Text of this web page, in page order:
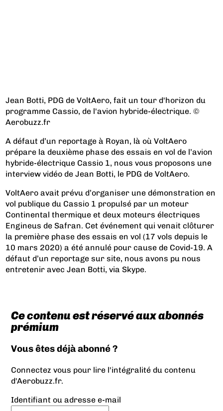
Jean Botti, PDG de VoltAero, fait un tour d'horizon du
programme Cassio, de l'avion hybride-électrique. ©
Aerobuzz.fr
A défaut d’un reportage à Royan, là où VoltAero
prépare la deuxième phase des essais en vol de l’avion
hybride-électrique Cassio 1, nous vous proposons une
interview vidéo de Jean Botti, le PDG de VoltAero.
VoltAero avait prévu d’organiser une démonstration en
vol publique du Cassio 1 propulsé par un moteur
Continental thermique et deux moteurs électriques
Engineus de Safran. Cet événement qui venait clôturer
la première phase des essais en vol (17 vols depuis le
10 mars 2020) a été annulé pour cause de Covid-19. A
défaut d’un reportage sur site, nous avons pu nous
entretenir avec Jean Botti, via Skype.
Ce contenu est réservé aux abonnés
prémium
Vous êtes déjà abonné ?
Connectez vous pour lire l'intégralité du contenu
d'Aerobuzz.fr.
Identifiant ou adresse e-mail